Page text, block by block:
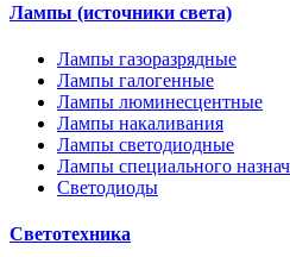
Лампы (источники света)
Лампы газоразрядные
Лампы галогенные
Лампы люминесцентные
Лампы накаливания
Лампы светодиодные
Лампы специального
Светодиоды
Светотехника